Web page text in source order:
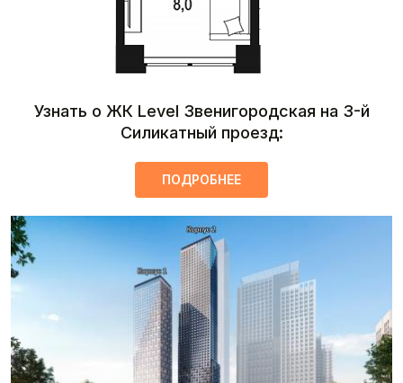
Узнать о ЖК Level Звенигородская на 3-й
Силикатный проезд:
ПОДРОБНЕЕ